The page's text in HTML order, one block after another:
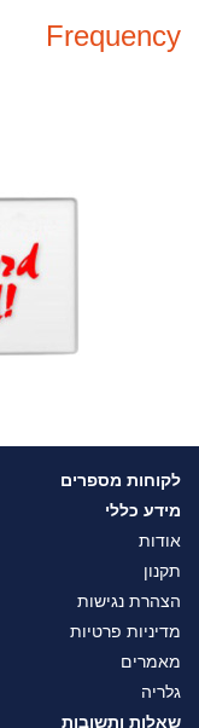
Frequency
לקוחות מספרים
מידע כללי
אודות
תקנון
הצהרת נגישות
מדיניות פרטיות
מאמרים
גלריה
שאלות ותשובות